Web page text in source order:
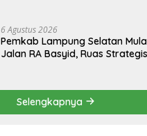
6 Agustus 2026
Pemkab Lampung Selatan
Jalan RA Basyid, Ruas
Selengkapnya